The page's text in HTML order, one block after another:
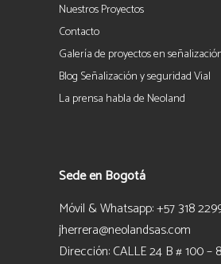
Nuestros Proyectos
Contacto
Galería de proyectos en
Blog Señalización y seguridad Vial
La prensa habla de Neoland
Sede en Bogotá
Móvil & Whatsapp: +57 318
jherrera@neolandsas.com
Dirección: CALLE 24 B # 100 –